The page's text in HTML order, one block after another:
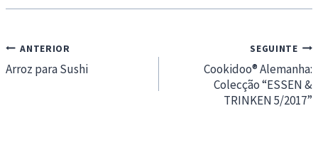
Navegação
de
ANTERIOR
Arroz para Sushi
SEGUINTE
Cookidoo® Alemanha:
Colecção “ESSEN &
TRINKEN 5/2017”